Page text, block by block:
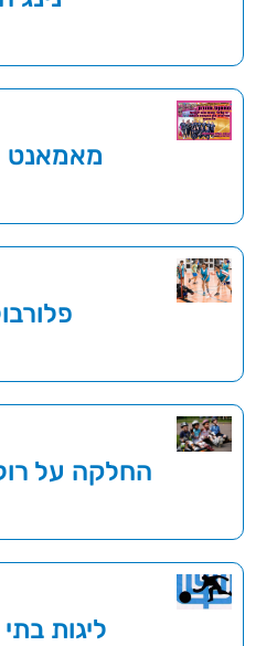
מאמאנט
החלקה על
ליגות